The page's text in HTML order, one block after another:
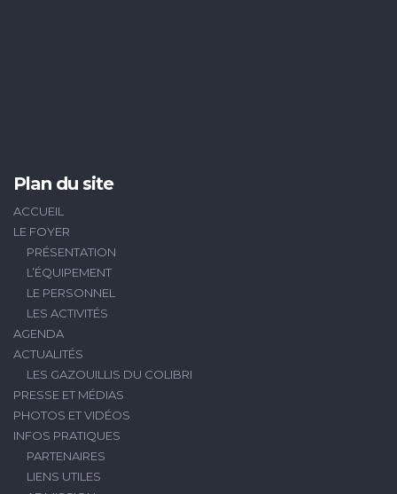
Plan du site
ACCUEIL
LE FOYER
PRÉSENTATION
L’ÉQUIPEMENT
LE PERSONNEL
LES ACTIVITÉS
AGENDA
ACTUALITÉS
LES GAZOUILLIS DU COLIBRI
PRESSE ET MÉDIAS
PHOTOS ET VIDÉOS
INFOS PRATIQUES
PARTENAIRES
LIENS UTILES